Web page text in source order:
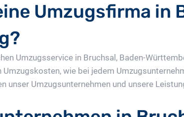
Umzugsfirma in
Umzugsservice in Bruchsal, Baden-
wie bei jedem
unser Umzugsunternehmen und unsere